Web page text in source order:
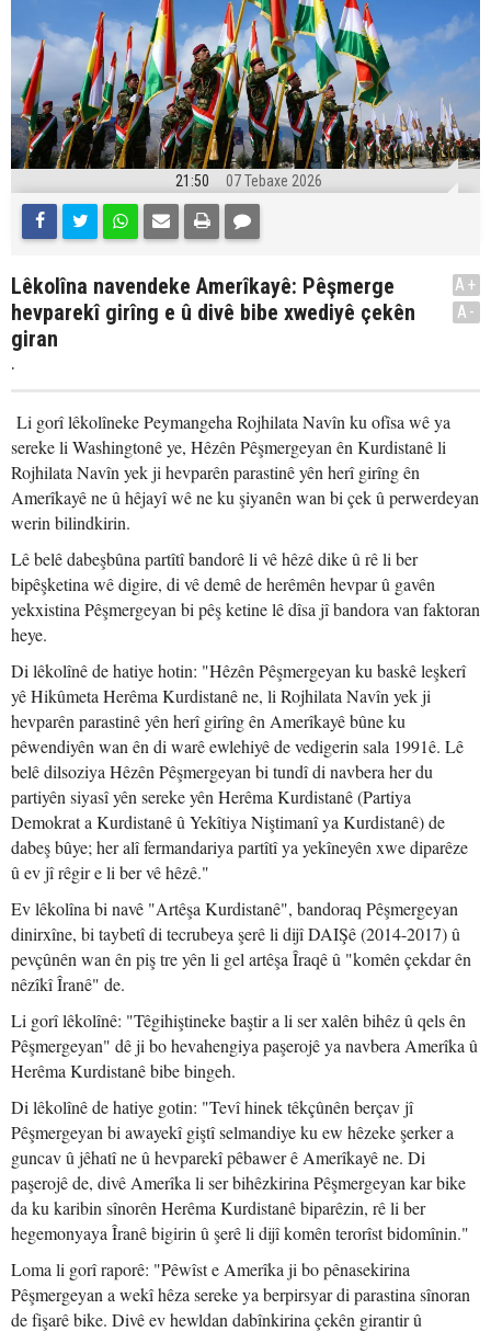
21:50 07 Tebaxe 2026
Lêkolîna navendeke Amerîkayê: Pêşmerge
hevparekî girîng e û divê bibe xwediyê çekên
giran
.
A+
A-
Li gorî lêkolîneke Peymangeha Rojhilata Navîn ku ofîsa wê ya
sereke li Washingtonê ye, Hêzên Pêşmergeyan ên Kurdistanê li
Rojhilata Navîn yek ji hevparên parastinê yên herî girîng ên
Amerîkayê ne û hêjayî wê ne ku şiyanên wan bi çek û perwerdeyan
werin bilindkirin.
Lê belê dabeşbûna partîtî bandorê li vê hêzê dike û rê li ber
bipêşketina wê digire, di vê demê de herêmên hevpar û gavên
yekxistina Pêşmergeyan bi pêş ketine lê dîsa jî bandora van faktoran
heye.
Di lêkolînê de hatiye hotin: "Hêzên Pêşmergeyan ku baskê leşkerî
yê Hikûmeta Herêma Kurdistanê ne, li Rojhilata Navîn yek ji
hevparên parastinê yên herî girîng ên Amerîkayê bûne ku
pêwendiyên wan ên di warê ewlehiyê de vedigerin sala 1991ê. Lê
belê dilsoziya Hêzên Pêşmergeyan bi tundî di navbera her du
partiyên siyasî yên sereke yên Herêma Kurdistanê (Partiya
Demokrat a Kurdistanê û Yekîtiya Niştimanî ya Kurdistanê) de
dabeş bûye; her alî fermandariya partîtî ya yekîneyên xwe diparêze
û ev jî rêgir e li ber vê hêzê."
Ev lêkolîna bi navê "Artêşa Kurdistanê", bandoraq Pêşmergeyan
dinirxîne, bi taybetî di tecrubeya şerê li dijî DAIŞê (2014-2017) û
pevçûnên wan ên piş tre yên li gel artêşa Îraqê û "komên çekdar ên
nêzîkî Îranê" de.
Li gorî lêkolînê: "Têgihiştineke baştir a li ser xalên bihêz û qels ên
Pêşmergeyan" dê ji bo hevahengiya paşerojê ya navbera Amerîka û
Herêma Kurdistanê bibe bingeh.
Di lêkolînê de hatiye gotin: "Tevî hinek têkçûnên berçav jî
Pêşmergeyan bi awayekî giştî selmandiye ku ew hêzeke şerker a
guncav û jêhatî ne û hevparekî pêbawer ê Amerîkayê ne. Di
paşerojê de, divê Amerîka li ser bihêzkirina Pêşmergeyan kar bike
da ku karibin sînorên Herêma Kurdistanê biparêzin, rê li ber
hegemonyaya Îranê bigirin û şerê li dijî komên terorîst bidomînin."
Loma li gorî raporê: "Pêwîst e Amerîka ji bo pênasekirina
Pêşmergeyan a wekî hêza sereke ya berpirsyar di parastina sînoran
de fişarê bike. Divê ev hewldan dabînkirina çekên girantir û